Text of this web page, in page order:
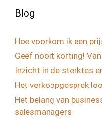
Blog
Hoe voorkom ik een
Geef nooit korting!
Inzicht in de sterktes
Het verkoopgesprek
Het belang van
salesmanagers